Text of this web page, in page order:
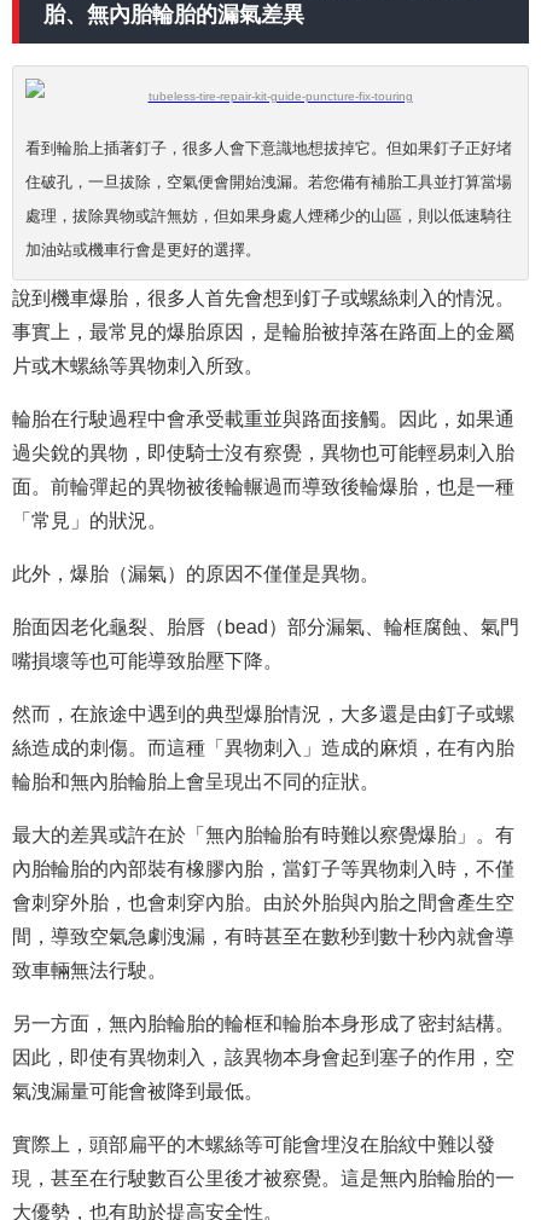
胎、無內胎輪胎的漏氣差異
看到輪胎上插著釘子，很多人會下意識地想拔掉它。但如果釘子正好堵
住破孔，一旦拔除，空氣便會開始洩漏。若您備有補胎工具並打算當場
處理，拔除異物或許無妨，但如果身處人煙稀少的山區，則以低速騎往
加油站或機車行會是更好的選擇。
說到機車爆胎，很多人首先會想到釘子或螺絲刺入的情況。
事實上，最常見的爆胎原因，是輪胎被掉落在路面上的金屬
片或木螺絲等異物刺入所致。
輪胎在行駛過程中會承受載重並與路面接觸。因此，如果通
過尖銳的異物，即使騎士沒有察覺，異物也可能輕易刺入胎
面。前輪彈起的異物被後輪輾過而導致後輪爆胎，也是一種
「常見」的狀況。
此外，爆胎（漏氣）的原因不僅僅是異物。
胎面因老化龜裂、胎唇（bead）部分漏氣、輪框腐蝕、氣門
嘴損壞等也可能導致胎壓下降。
然而，在旅途中遇到的典型爆胎情況，大多還是由釘子或螺
絲造成的刺傷。而這種「異物刺入」造成的麻煩，在有內胎
輪胎和無內胎輪胎上會呈現出不同的症狀。
最大的差異或許在於「無內胎輪胎有時難以察覺爆胎」。有
內胎輪胎的內部裝有橡膠內胎，當釘子等異物刺入時，不僅
會刺穿外胎，也會刺穿內胎。由於外胎與內胎之間會產生空
間，導致空氣急劇洩漏，有時甚至在數秒到數十秒內就會導
致車輛無法行駛。
另一方面，無內胎輪胎的輪框和輪胎本身形成了密封結構。
因此，即使有異物刺入，該異物本身會起到塞子的作用，空
氣洩漏量可能會被降到最低。
實際上，頭部扁平的木螺絲等可能會埋沒在胎紋中難以發
現，甚至在行駛數百公里後才被察覺。這是無內胎輪胎的一
大優勢，也有助於提高安全性。